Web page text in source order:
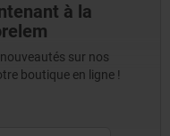
à la
sur nos
boutique en ligne !